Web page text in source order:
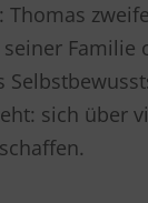
Familie
sich über